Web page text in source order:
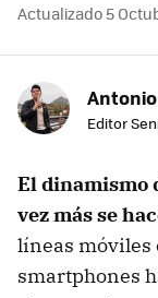
Actualizado 5
Editor
El dinamismo
vez más se
líneas móviles
smartphones